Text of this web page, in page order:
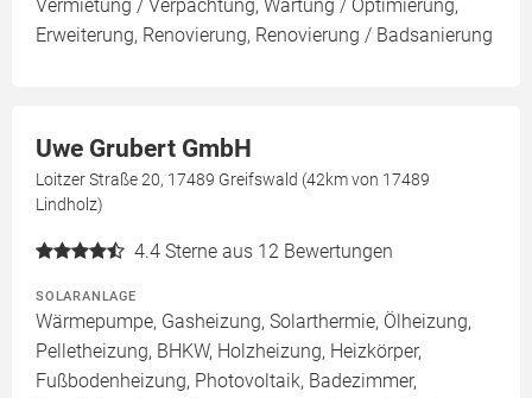
Vermietung / Verpachtung, Wartung / Optimierung,
Erweiterung, Renovierung, Renovierung / Badsanierung
Uwe Grubert GmbH
Loitzer Straße 20, 17489 Greifswald (42km von 17489
Lindholz)
4.4 Sterne aus 12 Bewertungen
SOLARANLAGE
Wärmepumpe, Gasheizung, Solarthermie, Ölheizung,
Pelletheizung, BHKW, Holzheizung, Heizkörper,
Fußbodenheizung, Photovoltaik, Badezimmer,